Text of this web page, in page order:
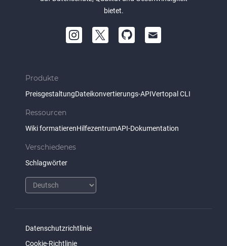
bietet.
Produkte
PreisgestaltungDateikonvertierungs-APIVertopal CLI
Ressourcen
Wiki formatierenHilfezentrumAPI-Dokumentation
Verschiedenes
Schlagwörter
Datenschutzrichtlinie
Cookie-Richtlinie